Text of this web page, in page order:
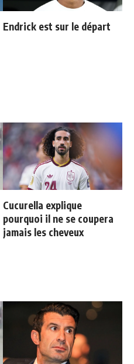
Endrick est sur le départ
Cucurella explique
pourquoi il ne se coupera
jamais les cheveux